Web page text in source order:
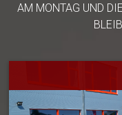
AM MONTAG UND